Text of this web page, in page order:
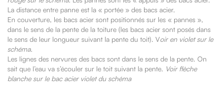
La distance entre panne est la « portée » des bacs acier.
En couverture, les bacs acier sont positionnés sur les « pannes »,
dans le sens de la pente de la toiture (les bacs acier sont posés dans
le sens de leur longueur suivant la pente du toit). Voir en violet sur le
schéma.
Les lignes des nervures des bacs sont dans le sens de la pente. On
sait que l’eau va s’écouler sur le toit suivant la pente. Voir flèche
blanche sur le bac acier violet du schéma